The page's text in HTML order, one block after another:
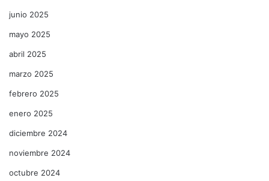
junio 2025
mayo 2025
abril 2025
marzo 2025
febrero 2025
enero 2025
diciembre 2024
noviembre 2024
octubre 2024